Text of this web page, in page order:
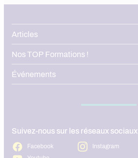
Articles
Nos TOP Formations !
Événements
Suivez-nous sur les réseaux sociaux
Facebook Instagram